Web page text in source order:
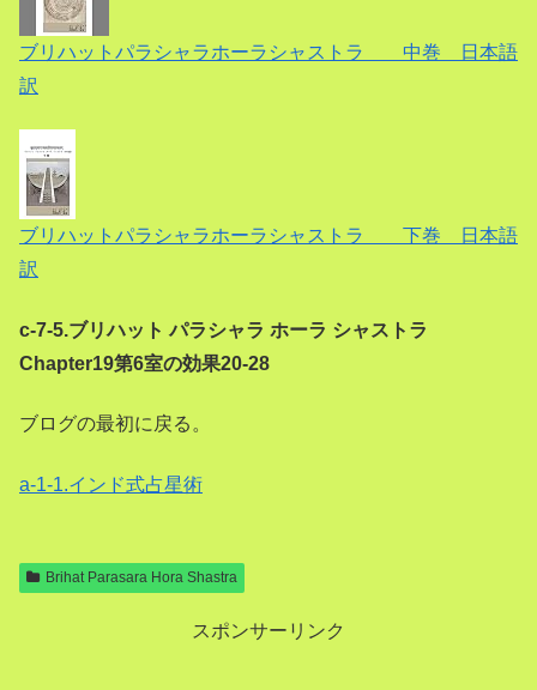
ブリハットパラシャラホーラシャストラ 中巻 日本語
訳
ブリハットパラシャラホーラシャストラ 下巻 日本語
訳
c-7-5.ブリハット パラシャラ ホーラ シャストラ
Chapter19第6室の効果20-28
ブログの最初に戻る。
a-1-1.インド式占星術
Brihat Parasara Hora Shastra
スポンサーリンク